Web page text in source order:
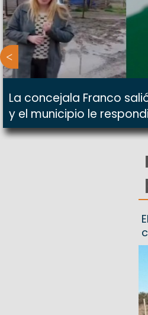
La concejala Franco
y el municipio le